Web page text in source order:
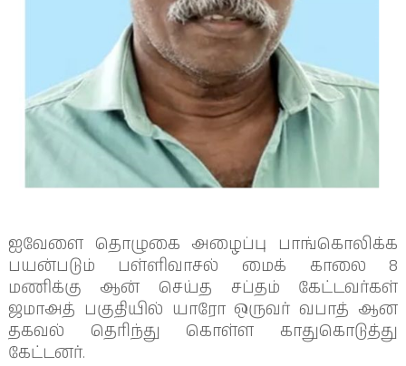
ஐவேளை தொழுகை அழைப்பு பாங்கொலிக்க
பயன்படும் பள்ளிவாசல் மைக் காலை 8
மணிக்கு ஆன் செய்த சப்தம் கேட்டவர்கள்
ஜமாஅத் பகுதியில் யாரோ ஒருவர் வபாத் ஆன
தகவல் தெரிந்து கொள்ள காதுகொடுத்து
கேட்டனர்.